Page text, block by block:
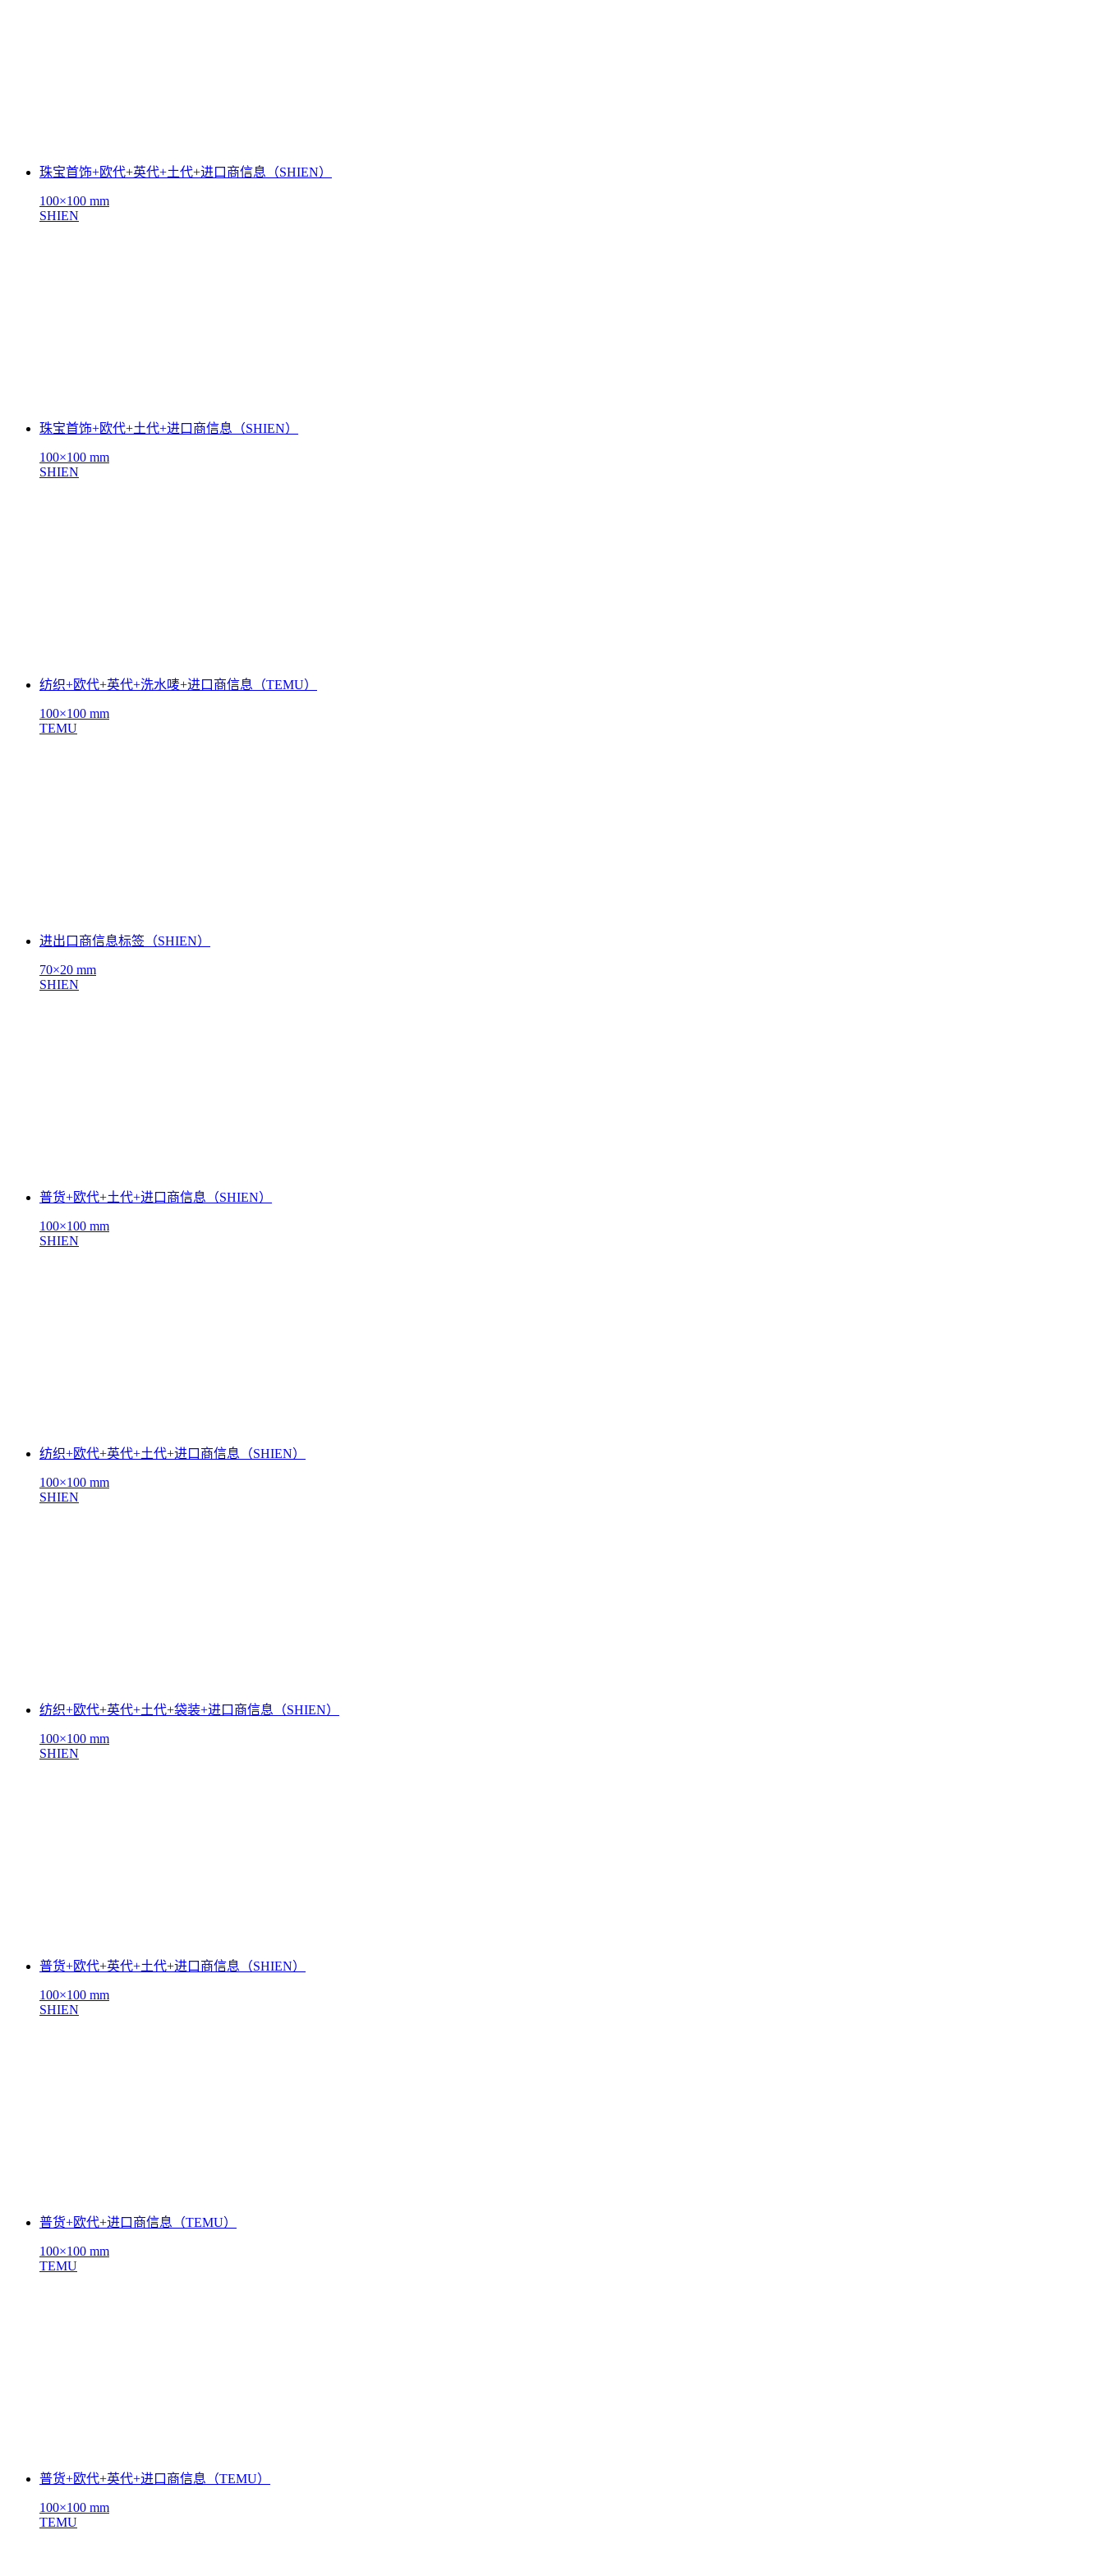
珠宝首饰+欧代+英代+土代+进口商信息（SHIEN）
100×100 mm
SHIEN
珠宝首饰+欧代+土代+进口商信息（SHIEN）
100×100 mm
SHIEN
纺织+欧代+英代+洗水唛+进口商信息（TEMU）
100×100 mm
TEMU
进出口商信息标签（SHIEN）
70×20 mm
SHIEN
普货+欧代+土代+进口商信息（SHIEN）
100×100 mm
SHIEN
纺织+欧代+英代+土代+进口商信息（SHIEN）
100×100 mm
SHIEN
纺织+欧代+英代+土代+袋装+进口商信息（SHIEN）
100×100 mm
SHIEN
普货+欧代+英代+土代+进口商信息（SHIEN）
100×100 mm
SHIEN
普货+欧代+进口商信息（TEMU）
100×100 mm
TEMU
普货+欧代+英代+进口商信息（TEMU）
100×100 mm
TEMU